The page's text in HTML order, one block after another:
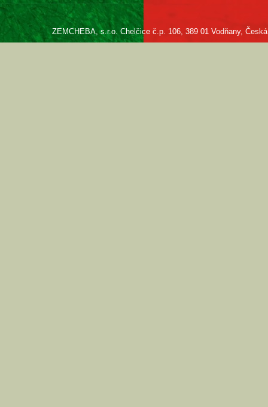
ZEMCHEBA, s.r.o. Chelčice č.p. 106, 389 01 Vodňany,